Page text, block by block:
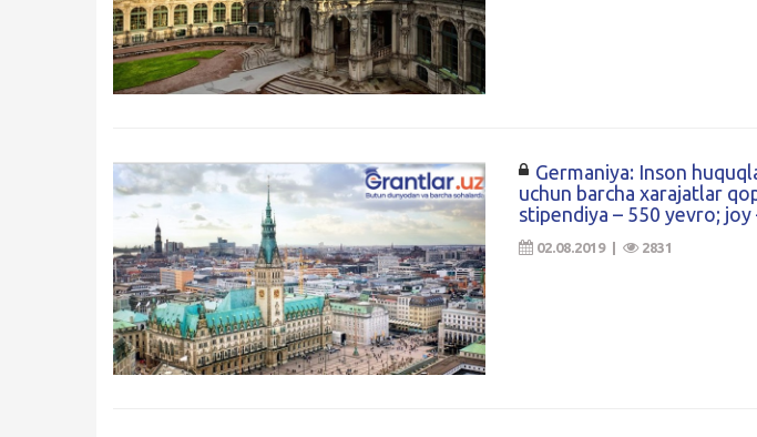
Germaniya: Inson
uchun barcha xarajatlar
stipendiya – 550 yevro; joy
02.08.2019 | 2831